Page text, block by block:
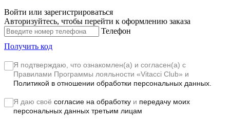
Войти или зарегистрироваться
Авторизуйтесь, чтобы перейти к оформлению заказа
Телефон
Получить код
Я подтверждаю, что ознакомлен(а) и согласен(а) с
Правилами Программы лояльности «Vitacci Club» и
Политикой в отношении обработки персональных данных.
Я даю своё согласие на обработку и передачу моих
персональных данных третьим лицам